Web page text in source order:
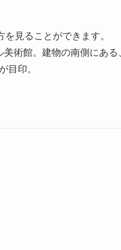
見ることができます。
術館。建物の南側にあ
印。